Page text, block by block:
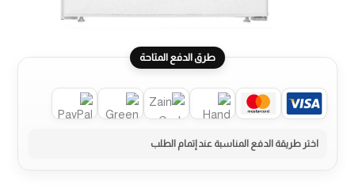
طرق الدفع المتاحة